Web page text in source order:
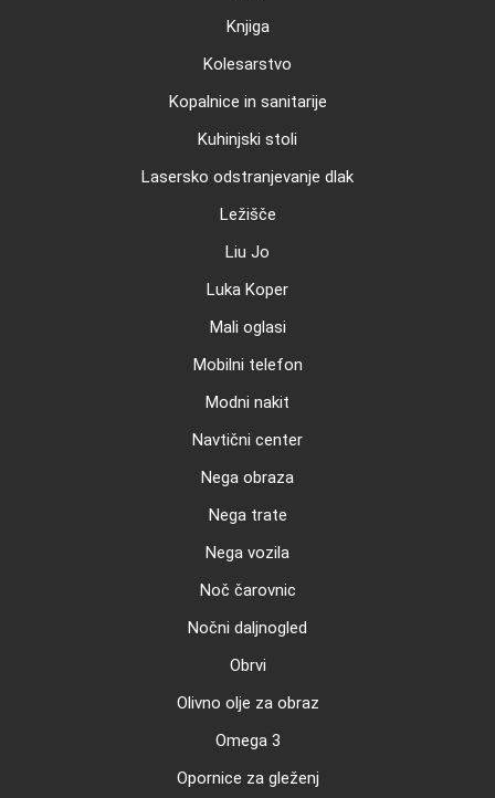
Knjiga
Kolesarstvo
Kopalnice in sanitarije
Kuhinjski stoli
Lasersko odstranjevanje dlak
Ležišče
Liu Jo
Luka Koper
Mali oglasi
Mobilni telefon
Modni nakit
Navtični center
Nega obraza
Nega trate
Nega vozila
Noč čarovnic
Nočni daljnogled
Obrvi
Olivno olje za obraz
Omega 3
Opornice za gleženj